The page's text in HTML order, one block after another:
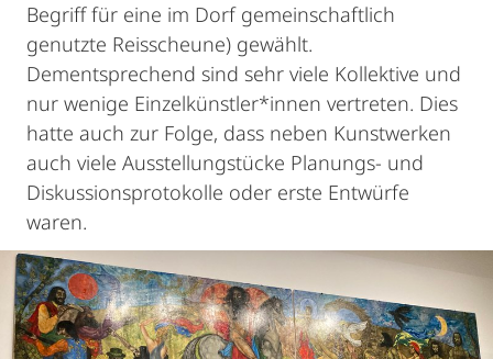
Begriff für eine im Dorf gemeinschaftlich
genutzte Reisscheune) gewählt.
Dementsprechend sind sehr viele Kollektive und
nur wenige Einzelkünstler*innen vertreten. Dies
hatte auch zur Folge, dass neben Kunstwerken
auch viele Ausstellungstücke Planungs- und
Diskussionsprotokolle oder erste Entwürfe
waren.